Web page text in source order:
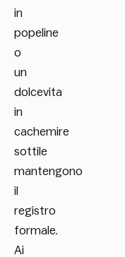
in
popeline
o
un
dolcevita
in
cachemire
sottile
mantengono
il
registro
formale.
Ai